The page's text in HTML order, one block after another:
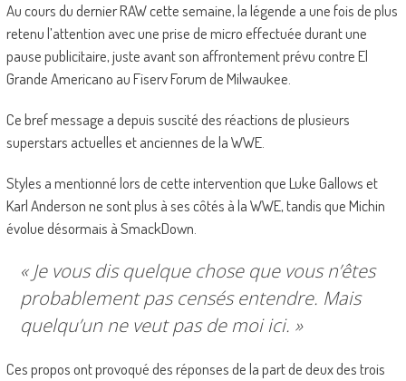
Au cours du dernier RAW cette semaine, la légende a une fois de plus
retenu l’attention avec une prise de micro effectuée durant une
pause publicitaire, juste avant son affrontement prévu contre El
Grande Americano au Fiserv Forum de Milwaukee.
Ce bref message a depuis suscité des réactions de plusieurs
superstars actuelles et anciennes de la WWE.
Styles a mentionné lors de cette intervention que Luke Gallows et
Karl Anderson ne sont plus à ses côtés à la WWE, tandis que Michin
évolue désormais à SmackDown.
« Je vous dis quelque chose que vous n’êtes
probablement pas censés entendre. Mais
quelqu’un ne veut pas de moi ici. »
Ces propos ont provoqué des réponses de la part de deux des trois